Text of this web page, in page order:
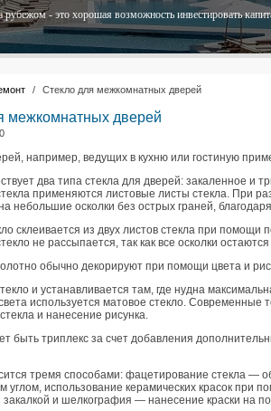
- это хорошая возможность инвестировать
/ Стекло для межкомнатных дверей
межкомнатных дверей
например, ведущих в кухню или гостиную
два типа стекла для дверей: закаленное и
применяются листовые листы стекла. При
небольшие осколки без острых граней,
склеивается из двух листов стекла при
не рассыпается, так как все осколки
обычно декорируют при помощи цвета и
и устанавливается там, где нудна
используется матовое стекло. Современные
и нанесение рисунка.
быть триплекс за счет добавления
тремя способами: фацетирование стекла —
углом, использование керамических красок при
и шелкография — нанесение краски на